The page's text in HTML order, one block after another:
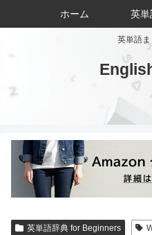
英単語ま
ホーム 英単
英単語辞典 for Beginners